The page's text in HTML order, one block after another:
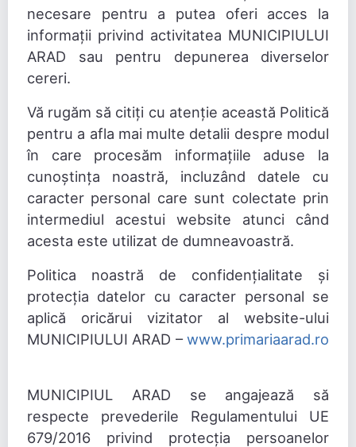
necesare pentru a putea oferi acces la
informații privind activitatea MUNICIPIULUI
ARAD sau pentru depunerea diverselor
cereri.
Vă rugăm să citiți cu atenție această Politică
pentru a afla mai multe detalii despre modul
în care procesăm informațiile aduse la
cunoștința noastră, incluzând datele cu
caracter personal care sunt colectate prin
intermediul acestui website atunci când
acesta este utilizat de dumneavoastră.
Politica noastră de confidențialitate și
protecția datelor cu caracter personal se
aplică oricărui vizitator al website-ului
MUNICIPIULUI ARAD –www.primariaarad.ro
MUNICIPIUL ARAD se angajează să
respecte prevederile Regulamentului UE
679/2016 privind protecția persoanelor